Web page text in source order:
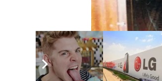
Dziś nasz rekordowy kocur nie
w jesiennych promieniach słońca.